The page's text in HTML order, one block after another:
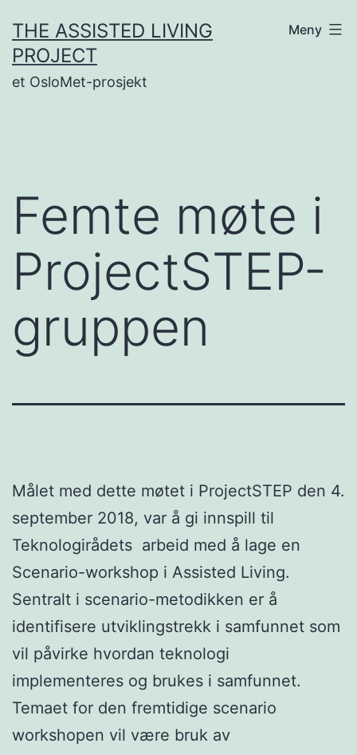
til
innhold
THE ASSISTED LIVING
PROJECT
et OsloMet-prosjekt
Meny
Femte møte i
ProjectSTEP-
gruppen
Målet med dette møtet i ProjectSTEP den 4.
september 2018, var å gi innspill til
Teknologirådets arbeid med å lage en
Scenario-workshop i Assisted Living.
Sentralt i scenario-metodikken er å
identifisere utviklingstrekk i samfunnet som
vil påvirke hvordan teknologi
implementeres og brukes i samfunnet.
Temaet for den fremtidige scenario
workshopen vil være bruk av